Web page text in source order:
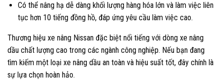
Có thể nâng hạ dễ dàng khối lượng hàng hóa lớn và làm việc liên
tục hơn 10 tiếng đồng hồ, đáp ứng yêu cầu làm việc cao.
Thương hiệu xe nâng Nissan đặc biệt nổi tiếng với dòng xe nâng
dầu chất lượng cao trong các ngành công nghiệp. Nếu bạn đang
tìm kiếm một loại xe nâng dầu an toàn và hiệu suất tốt, đây chính là
sự lựa chọn hoàn hảo.